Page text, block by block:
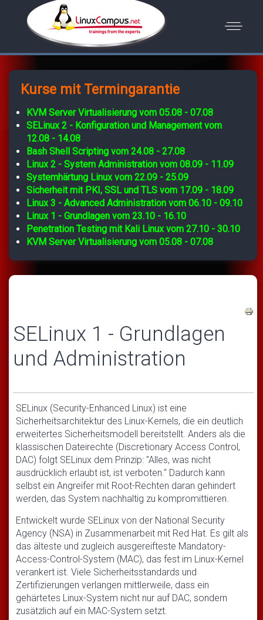
Kurse mit Termingarantie
KVM Server Virtualisierung vom 05.08 - 07.08
SELinux 2 - Konfiguration und Management vom
12.08 - 14.08
Bash Shell Scripting vom 24.08 - 27.08
Linux 2 - System Administration vom 08.09 - 11.09
Systemhärtung Linux vom 22.09 - 25.09
Sicherheit mit PKI, SSL und TLS vom 17.09 - 18.09
Linux 3 - Advanced Administration vom 06.10 - 09.10
Linux 1 - Grundlagen vom 23.10 - 16.10
Penetration Testing mit Kali Linux vom 27.10 - 30.10
KVM Server Virtualisierung vom 05.08 - 07.08
SELinux 1 - Grundlagen
und Administration
SELinux (Security-Enhanced Linux) ist eine
Sicherheitsarchitektur des Linux-Kernels, die ein deutlich
erweitertes Sicherheitsmodell bereitstellt. Anders als die
klassischen Dateirechte (Discretionary Access Control,
DAC) folgt SELinux dem Prinzip: "Alles, was nicht
ausdrücklich erlaubt ist, ist verboten." Dadurch kann
selbst ein Angreifer mit Root-Rechten daran gehindert
werden, das System nachhaltig zu kompromittieren.
Entwickelt wurde SELinux von der National Security
Agency (NSA) in Zusammenarbeit mit Red Hat. Es gilt als
das älteste und zugleich ausgereifteste Mandatory-
Access-Control-System (MAC), das fest im Linux-Kernel
verankert ist. Viele Sicherheitsstandards und
Zertifizierungen verlangen mittlerweile, dass ein
gehärtetes Linux-System nicht nur auf DAC, sondern
zusätzlich auf ein MAC-System setzt.